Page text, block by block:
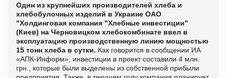
Один из крупнейших производителей хлеба и
хлебобулочных изделий в Украине ОАО
"Холдинговая компания "Хлебные инвестиции"
(Киев) на Черновицком хлебокомбинате ввел в
эксплуатацию производственную линию мощностью
15 тонн хлеба в сутки. Как говорится в сообщении ИА
«АПК-Информ», инвестиции в проект составили 4 млн.
грн., которые были выделены из собственной прибыли